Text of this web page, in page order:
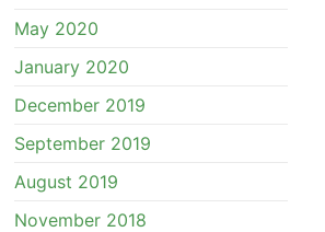
May 2020
January 2020
December 2019
September 2019
August 2019
November 2018